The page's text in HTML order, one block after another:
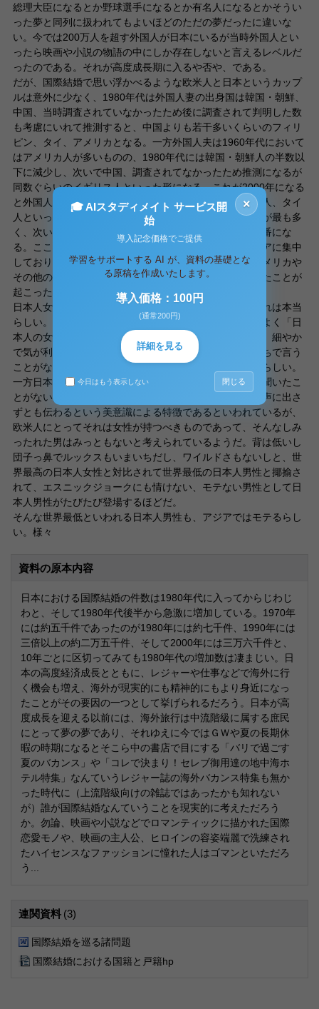
総理大臣になるとか野球選手になるとか有名人になるとかそうい
った夢と同列に扱われてもよいほどのただの夢だったに違いな
い。今では200万人を超す外国人が日本にいるが当時外国人とい
ったら映画や小説の物語の中にしか存在しないと言えるレベルだ
ったのである。それが高度成長期に入るや否や、である。
だが、国際結婚で思い浮かべるような欧米人と日本というカップ
ルは意外に少なく、1980年代は外国人妻の出身国は韓国・朝鮮、
中国、当時調査されていなかったため後に調査されて判明した数
も考慮にいれて推測すると、中国よりも若干多いくらいのフィリ
ピン、タイ、アメリカとなる。一方外国人夫は1960年代において
はアメリカ人が多いものの、1980年代には韓国・朝鮮人の半数以
下に減少し、次いで中国、調査されてなかったため推測になるが
同数ぐらいのイギリス人といった形になる。これが2000年になる
と外国人妻の数はは中国人、フィリピン人、韓国・朝鮮人、タイ
人といった順番になり、外国人夫はその他の国の出身者が最も多
く、次いで韓国・朝鮮人、アメリカ人、中国人という順番にな
る。ここで注目すべきところは、外国人妻の国籍がアジアに集中
しており、一方外国人夫はアジア国籍も多いものの、アメリカや
その他の国籍が多いという点である。一体なぜこういったことが
起こったのだろうか。
日本人女性が欧米人にモテるという話はよく聞くが、これは本当
らしい。バイト先にくるアメリカ人やイギリス人の客がよく「日
本人の女性は最高だ」と熱心に語っているのを目にする。細やか
で気が利いて、男を立てるし家事はするし、その上金持ちで言う
ことがないというのが欧米での日本人女性に対する評価らしい。
一方日本人男性は、基本モテない。そういった話を一切聞いたこ
とがない。細やかで気が利くというのは、日本人特有の声に出さ
ずとも伝わるという美意識による特徴であるといわれているが、
欧米人にとってそれは女性が持つべきものであって、そんなしみ
ったれた男はみっともないと考えられているようだ。背は低いし
団子っ鼻でルックスもいまいちだし、ワイルドさもないしと、世
界最高の日本人女性と対比されて世界最低の日本人男性と揶揄さ
れて、エスニックジョークにも情けない、モテない男性として日
本人男性がたびたび登場するほどだ。
そんな世界最低といわれる日本人男性も、アジアではモテるらし
い。様々
資料の原本内容
日本における国際結婚の件数は1980年代に入ってからじわじ
わと、そして1980年代後半から急激に増加している。1970年
には約五千件であったのが1980年には約七千件、1990年には
三倍以上の約二万五千件、そして2000年には三万六千件と、
10年ごとに区切ってみても1980年代の増加数は凄まじい。日
本の高度経済成長とともに、レジャーや仕事などで海外に行
く機会も増え、海外が現実的にも精神的にもより身近になっ
たことがその要因の一つとして挙げられるだろう。日本が高
度成長を迎える以前には、海外旅行は中流階級に属する庶民
にとって夢の夢であり、それゆえに今ではＧＷや夏の長期休
暇の時期になるとそこら中の書店で目にする「バリで過ごす
夏のバカンス」や「コレで決まり！セレブ御用達の地中海ホ
テル特集」なんていうレジャー誌の海外バカンス特集も無か
った時代に（上流階級向けの雑誌ではあったかも知れない
が）誰が国際結婚なんていうことを現実的に考えただろう
か。勿論、映画や小説などでロマンティックに描かれた国際
恋愛モノや、映画の主人公、ヒロインの容姿端麗で洗練され
たハイセンスなファッションに憧れた人はゴマンといただろ
う...
連関資料 (3)
国際結婚を巡る諸問題
国際結婚における国籍と戸籍hp
×
🎓 AIスタディメイト サービス開
始
導入記念価格でご提供
学習をサポートする AI が、資料の基礎とな
る原稿を作成いたします。
導入価格：100円
(通常200円)
詳細を見る
今日はもう表示しない 閉じる